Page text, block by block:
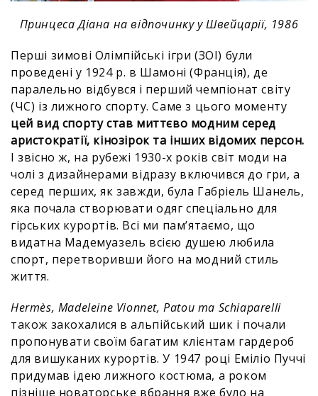
Принцеса Діана на відпочинку у Швейцарії, 1986
Перші зимові Олімпійські ігри (ЗОІ) були
проведені у 1924 р. в Шамоні (Франція), де
паралельно відбувся і перший чемпіонат світу
(ЧС) із лижного спорту. Саме з цього моменту
цей вид спорту став миттєво модним серед
аристократії, кінозірок та інших відомих персон.
І звісно ж, на рубежі 1930-х років світ моди на
чолі з дизайнерами відразу включився до гри, а
серед перших, як завжди, була Габріель Шанель,
яка почала створювати одяг спеціально для
гірських курортів. Всі ми памʼятаємо, що
видатна Мадемуазель всією душею любила
спорт, перетворивши його на модний стиль
життя.
Hermès, Madeleine Vionnet, Patou та Schiaparelli
також закохалися в альпійський шик і почали
пропонувати своїм багатим клієнтам гардероб
для вишуканих курортів. У 1947 році Еміліо Пуччі
придумав ідею лижного костюма, а роком
пізніше новаторське вбрання вже було на